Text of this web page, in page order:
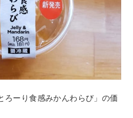
ろーり食感みかんわらび」の価